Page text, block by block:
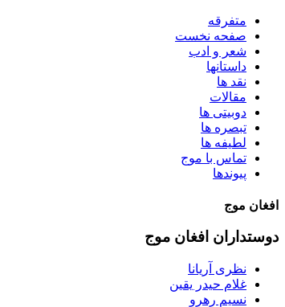
متفرقه
صفحه نخست
شعر و ادب
داستانها
نقد ها
مقالات
دوبیتی ها
تبصره ها
لطیفه ها
تماس با موج
پیوندها
افغان موج
دوستداران افغان موج
نظری آریانا
غلام حیدر یقین
نسیم رهرو